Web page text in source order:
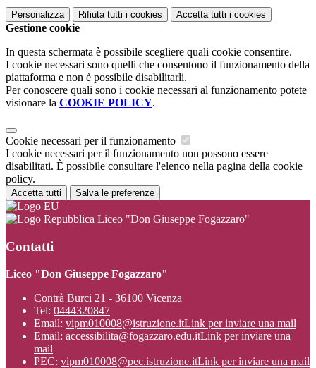
Personalizza Rifiuta tutti i cookies Accetta tutti i cookies
Gestione cookie
In questa schermata è possibile scegliere quali cookie consentire.
I cookie necessari sono quelli che consentono il funzionamento della
piattaforma e non è possibile disabilitarli.
Per conoscere quali sono i cookie necessari al funzionamento potete
visionare la COOKIE POLICY.
Cookie necessari per il funzionamento
I cookie necessari per il funzionamento non possono essere
disabilitati. È possibile consultare l'elenco nella pagina della cookie
policy.
Accetta tutti Salva le preferenze
Liceo "Don Giuseppe Fogazzaro"
Contatti
Liceo "Don Giuseppe Fogazzaro"
Contrà Burci 21 - 36100 Vicenza
Tel: 0444320847
Email: vipm010008@istruzione.itLink per inviare una mail
Email: accessibilita@fogazzaro.edu.itLink per inviare una
mail
PEC: vipm010008@pec.istruzione.itLink per inviare una mail